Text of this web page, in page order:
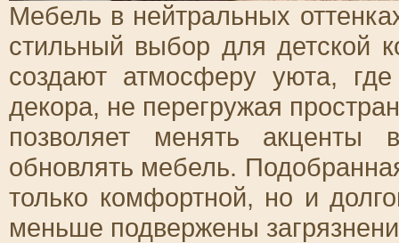
Мебель в нейтральных
стильный выбор для детской
создают атмосферу уюта,
декора, не перегружая
позволяет менять акценты
обновлять мебель.
только комфортной, но и
меньше подвержены